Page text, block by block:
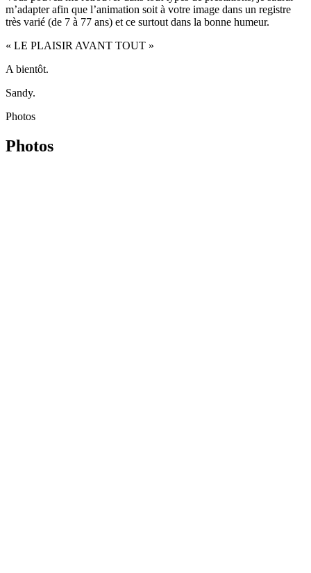
m’adapter afin que l’animation soit à votre image dans un registre
très varié (de 7 à 77 ans) et ce surtout dans la bonne humeur.
« LE PLAISIR AVANT TOUT »
A bientôt.
Sandy.
Photos
Photos